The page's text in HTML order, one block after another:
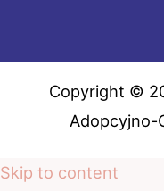
Copyright ©
Adopcyjno-
Skip to content